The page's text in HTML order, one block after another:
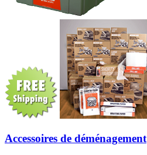
Accessoires de déménagement